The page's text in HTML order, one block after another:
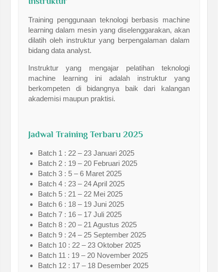
Training penggunaan teknologi berbasis machine
learning dalam mesin yang diselenggarakan, akan
dilatih oleh instruktur yang berpengalaman dalam
bidang data analyst.
Instruktur yang mengajar pelatihan teknologi
machine learning ini adalah instruktur yang
berkompeten di bidangnya baik dari kalangan
akademisi maupun praktisi.
Jadwal Training Terbaru 2025
Batch 1 : 22 – 23 Januari 2025
Batch 2 : 19 – 20 Februari 2025
Batch 3 : 5 – 6 Maret 2025
Batch 4 : 23 – 24 April 2025
Batch 5 : 21 – 22 Mei 2025
Batch 6 : 18 – 19 Juni 2025
Batch 7 : 16 – 17 Juli 2025
Batch 8 : 20 – 21 Agustus 2025
Batch 9 : 24 – 25 September 2025
Batch 10 : 22 – 23 Oktober 2025
Batch 11 : 19 – 20 November 2025
Batch 12 : 17 – 18 Desember 2025